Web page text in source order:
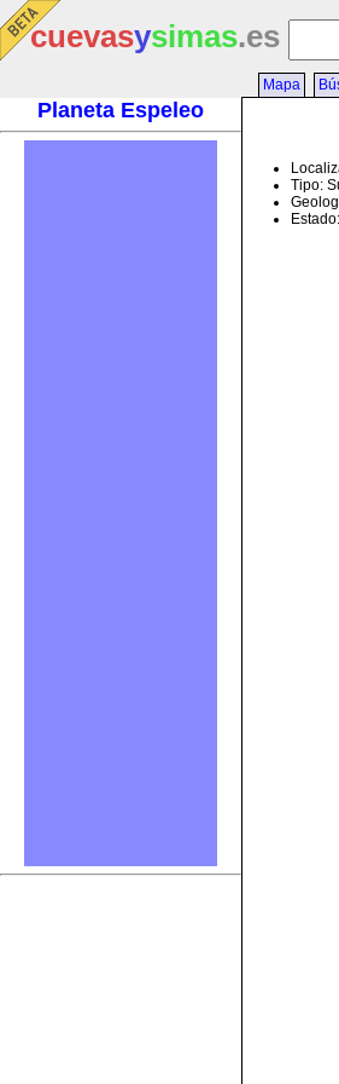
cuevasysimas.es
Planeta Espeleo
Mapa
Tipo: